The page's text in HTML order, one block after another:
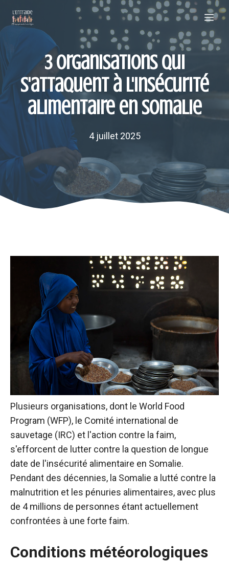
3 organisations qui
s'attaquent à l'insécurité
alimentaire en Somalie
4 juillet 2025
Plusieurs organisations, dont le World Food
Program (WFP), le Comité international de
sauvetage (IRC) et l'action contre la faim,
s'efforcent de lutter contre la question de longue
date de l'insécurité alimentaire en Somalie.
Pendant des décennies, la Somalie a lutté contre la
malnutrition et les pénuries alimentaires, avec plus
de 4 millions de personnes étant actuellement
confrontées à une forte faim.
Conditions météorologiques